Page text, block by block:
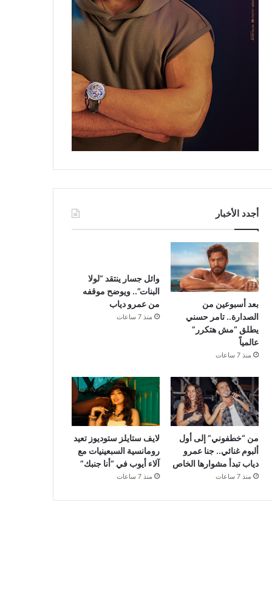
أجدد الأخبار
بعد أسبوعين من
الصدارة.. تامر حسني
يطلق “مش هتكرر”
عالمياً
منذ 7 ساعات
وائل جسار ينتقد “لولا
البنات”.. ويوضح موقفه
من عمرو دياب
منذ 7 ساعات
من “خطفوني” إلى أول
ألبوم غنائي.. جنا عمرو
دياب تبدأ مشوارها الخاص
منذ 7 ساعات
لايف ستايلز ستوديوز تعيد
رومانسية السبعينيات مع
آلاء أيوب في “أنا جنبك”
منذ 7 ساعات